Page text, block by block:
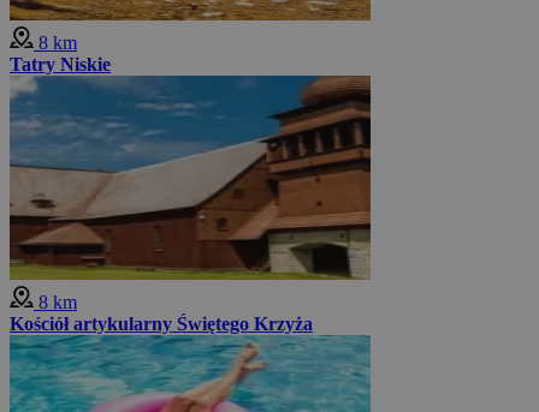
8 km
Tatry Niskie
8 km
Kościół artykularny Świętego Krzyża